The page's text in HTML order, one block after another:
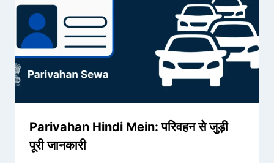
Parivahan Hindi Mein: परिवहन से जुड़ी
पूरी जानकारी